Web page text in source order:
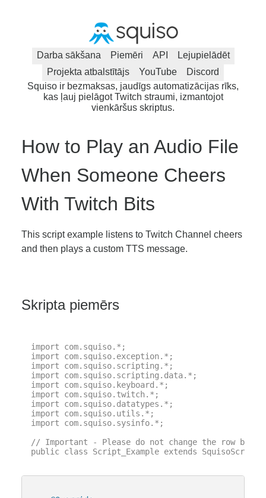
Darba sākšana Piemēri API
Lejupielādēt
Projekta atbalstītājs
YouTube
Discord
Squiso ir bezmaksas, jaudīgs automatizācijas rīks,
kas ļauj pielāgot Twitch straumi, izmantojot
vienkāršus skriptus.
How to Play an Audio File
When Someone Cheers
With Twitch Bits
This script example listens to Twitch Channel cheers
and then plays a custom TTS message.
Skripta piemērs
import com.squiso.*;
import com.squiso.exception.*;
import com.squiso.scripting.*;
import com.squiso.scripting.data.*;
import com.squiso.keyboard.*;
import com.squiso.twitch.*;
import com.squiso.datatypes.*;
import com.squiso.utils.*;
import com.squiso.sysinfo.*;
// Important - Please do not change the row
public class Script_Example extends SquisoScript